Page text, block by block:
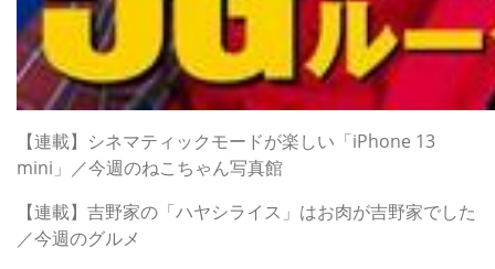
【連載】シネマティックモードが楽しい「iPhone 13
mini」／今週のねこちゃん写真館
【連載】吉野家の「ハヤシライス」はお肉が吉野家でした
／今週のグルメ